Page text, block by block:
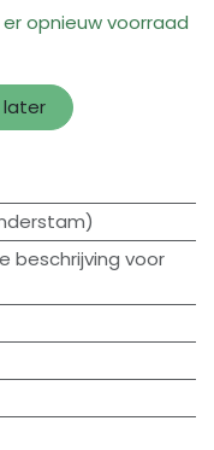
opnieuw voorraad
later
beschrijving voor